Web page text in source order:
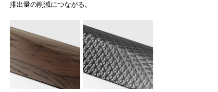
排出量の削減につながる。